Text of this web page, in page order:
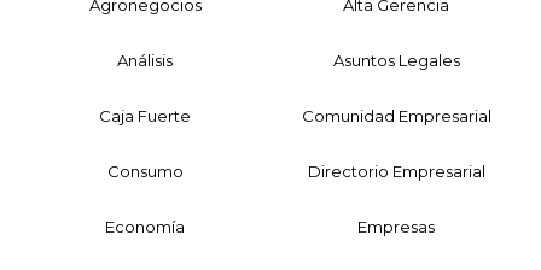
Agronegocios Alta Gerencia
Análisis Asuntos Legales
Caja Fuerte Comunidad Empresarial
Consumo Directorio Empresarial
Economía Empresas